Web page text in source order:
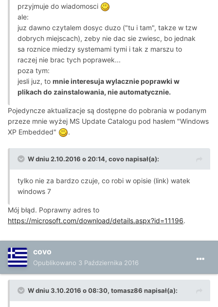
przyjmuje do wiadomosci
ale:
juz dawno czytalem dosyc duzo ("tu i tam", takze w tzw
dobrych miejscach), zeby nie dac sie zwiesc, bo jednak
sa roznice miedzy systemami tymi i tak z marszu to
raczej nie brac tych poprawek...
poza tym:
jesli juz, to mnie interesuja wylacznie poprawki w
plikach do zainstalowania, nie automatycznie.
Pojedyncze aktualizacje są dostępne do pobrania w podanym
przeze mnie wyżej MS Update Catalogu pod hasłem "Windows
XP Embedded"
.
W dniu 2.10.2016 o 20:14, covo napisał(a):
tylko nie za bardzo czuje, co robi w opisie (link) watek
windows 7
Mój błąd. Poprawny adres to
https://microsoft.com/download/details.aspx?id=11196.
covo
Opublikowano 3 Października 2016
W dniu 3.10.2016 o 08:30, tomasz86 napisał(a):